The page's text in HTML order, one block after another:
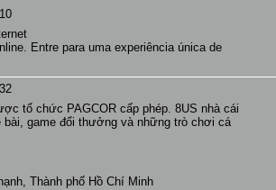
Entre para uma experiência única de
tổ chức PAGCOR cấp phép. 8US nhà cái
game đổi thưởng và những trò chơi cá
Thành phố Hồ Chí Minh